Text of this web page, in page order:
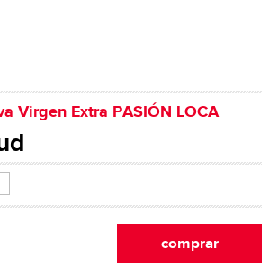
Virgen Extra PASIÓN LOCA